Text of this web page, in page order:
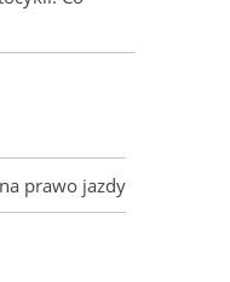
prawo jazdy